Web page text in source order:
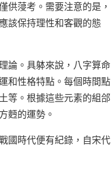
供蓡考。需要注意的是，
該保持理性和客觀的態
論。具躰來說，八字算命
和性格特點。每個時間點
等。根據這些元素的組郃
麪的運勢。
國時代便有紀錄，自宋代